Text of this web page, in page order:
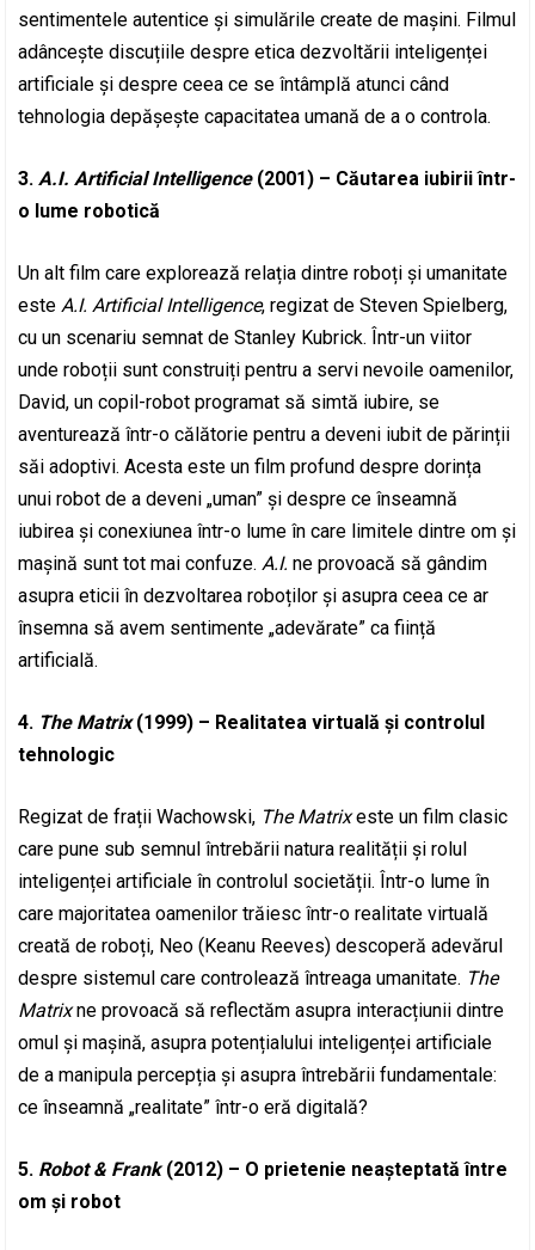
sentimentele autentice și simulările create de mașini. Filmul
adâncește discuțiile despre etica dezvoltării inteligenței
artificiale și despre ceea ce se întâmplă atunci când
tehnologia depășește capacitatea umană de a o controla.
3. A.I. Artificial Intelligence(2001) – Căutarea iubirii într-
o lume robotică
Un alt film care explorează relația dintre roboți și umanitate
este A.I. Artificial Intelligence, regizat de Steven Spielberg,
cu un scenariu semnat de Stanley Kubrick. Într-un viitor
unde roboții sunt construiți pentru a servi nevoile oamenilor,
David, un copil-robot programat să simtă iubire, se
aventurează într-o călătorie pentru a deveni iubit de părinții
săi adoptivi. Acesta este un film profund despre dorința
unui robot de a deveni „uman” și despre ce înseamnă
iubirea și conexiunea într-o lume în care limitele dintre om și
mașină sunt tot mai confuze. A.I. ne provoacă să gândim
asupra eticii în dezvoltarea roboților și asupra ceea ce ar
însemna să avem sentimente „adevărate” ca ființă
artificială.
4. The Matrix(1999) – Realitatea virtuală și controlul
tehnologic
Regizat de frații Wachowski, The Matrixeste un film clasic
care pune sub semnul întrebării natura realității și rolul
inteligenței artificiale în controlul societății. Într-o lume în
care majoritatea oamenilor trăiesc într-o realitate virtuală
creată de roboți, Neo (Keanu Reeves) descoperă adevărul
despre sistemul care controlează întreaga umanitate. The
Matrixne provoacă să reflectăm asupra interacțiunii dintre
omul și mașină, asupra potențialului inteligenței artificiale
de a manipula percepția și asupra întrebării fundamentale:
ce înseamnă „realitate” într-o eră digitală?
5. Robot & Frank(2012) – O prietenie neașteptată între
om și robot